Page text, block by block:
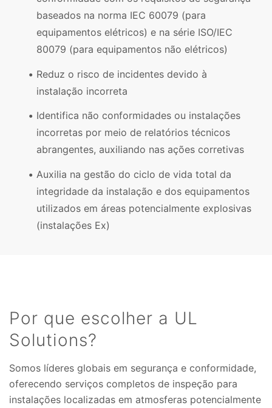
baseados na norma IEC 60079 (para
equipamentos elétricos) e na série ISO/IEC
80079 (para equipamentos não elétricos)
Reduz o risco de incidentes devido à
instalação incorreta
Identifica não conformidades ou instalações
incorretas por meio de relatórios técnicos
abrangentes, auxiliando nas ações corretivas
Auxilia na gestão do ciclo de vida total da
integridade da instalação e dos equipamentos
utilizados em áreas potencialmente explosivas
(instalações Ex)
Por que escolher a UL
Solutions?
Somos líderes globais em segurança e conformidade,
oferecendo serviços completos de inspeção para
instalações localizadas em atmosferas potencialmente